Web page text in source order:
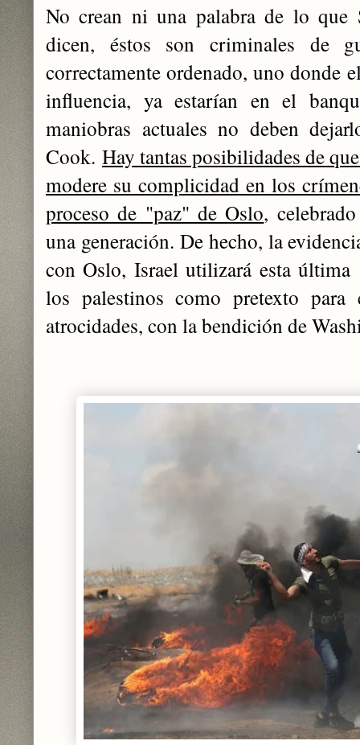
No crean ni una palabra de lo que
dicen, éstos son criminales de
correctamente ordenado, uno donde
influencia, ya estarían en el
maniobras actuales no deben
Cook. Hay tantas posibilidades de
modere su complicidad en los
proceso de "paz" de Oslo,
una generación. De hecho, la
con Oslo, Israel utilizará esta última
los palestinos como pretexto para
atrocidades, con la bendición de